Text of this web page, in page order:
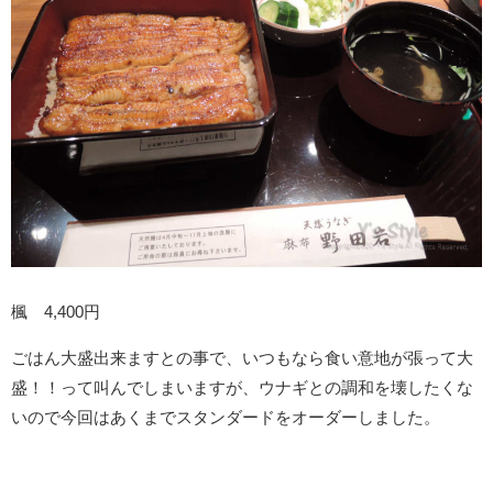
楓 4,400円
ごはん大盛出来ますとの事で、いつもなら食い意地が張って大
盛！！って叫んでしまいますが、ウナギとの調和を壊したくな
いので今回はあくまでスタンダードをオーダーしました。